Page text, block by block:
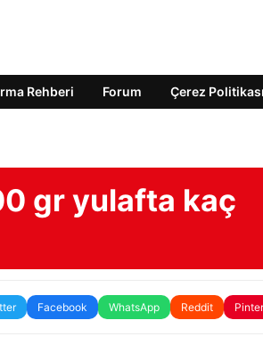
Rehberi Forum Çerez Politikası
gr yulafta kaç
Facebook WhatsApp Reddit